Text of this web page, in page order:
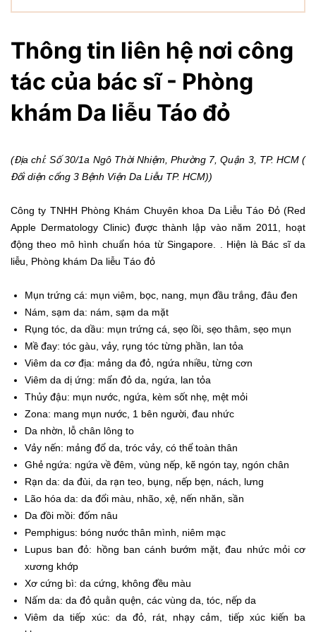
Thông tin liên hệ nơi công
tác của bác sĩ - Phòng
khám Da liễu Táo đỏ
(Địa chỉ: Số 30/1a Ngô Thời Nhiệm, Phường 7, Quận 3, TP. HCM (
Đối diện cổng 3 Bệnh Viện Da Liễu TP. HCM))
Công ty TNHH Phòng Khám Chuyên khoa Da Liễu Táo Đỏ (Red
Apple Dermatology Clinic) được thành lập vào năm 2011, hoạt
động theo mô hình chuẩn hóa từ Singapore. . Hiện là Bác sĩ da
liễu, Phòng khám Da liễu Táo đỏ
Mụn trứng cá: mụn viêm, bọc, nang, mụn đầu trắng, đâu đen
Nám, sạm da: nám, sạm da mặt
Rụng tóc, da dầu: mụn trứng cá, sẹo lồi, sẹo thâm, sẹo mụn
Mề đay: tóc gàu, vảy, rụng tóc từng phần, lan tỏa
Viêm da cơ địa: mảng da đỏ, ngứa nhiều, từng cơn
Viêm da dị ứng: mẩn đỏ da, ngứa, lan tỏa
Thủy đậu: mụn nước, ngứa, kèm sốt nhẹ, mệt mỏi
Zona: mang mụn nước, 1 bên người, đau nhức
Da nhờn, lỗ chân lông to
Vảy nến: mảng đổ da, tróc vảy, có thể toàn thân
Ghẻ ngứa: ngứa về đêm, vùng nếp, kẽ ngón tay, ngón chân
Rạn da: da đùi, da rạn teo, bụng, nếp bẹn, nách, lưng
Lão hóa da: da đổi màu, nhão, xệ, nến nhăn, sần
Da đồi mồi: đốm nâu
Pemphigus: bóng nước thân mình, niêm mạc
Lupus ban đỏ: hồng ban cánh bướm mặt, đau nhức mỏi cơ
xương khớp
Xơ cứng bì: da cứng, không đều màu
Nấm da: da đỏ quằn quện, các vùng da, tóc, nếp da
Viêm da tiếp xúc: da đỏ, rát, nhạy cảm, tiếp xúc kiến ba